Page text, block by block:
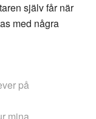
själv får när
med några
på